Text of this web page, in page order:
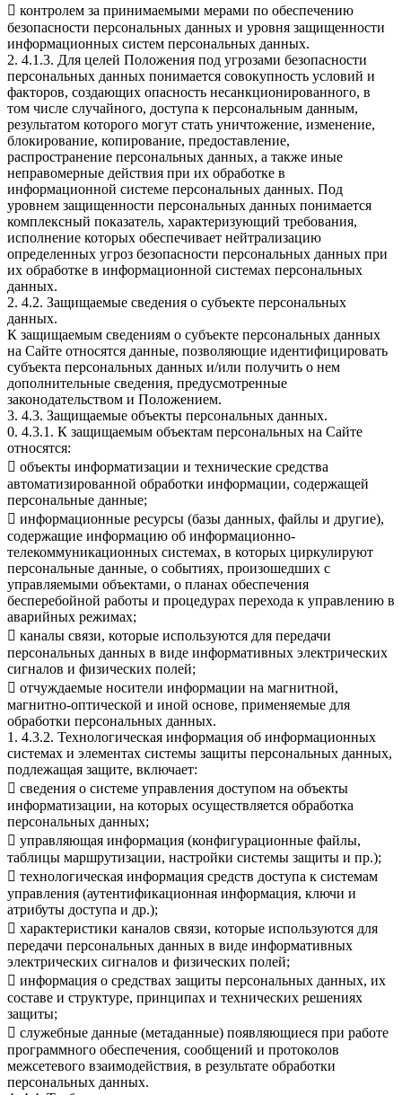
 контролем за принимаемыми мерами по обеспечению
безопасности персональных данных и уровня защищенности
информационных систем персональных данных.
2. 4.1.3. Для целей Положения под угрозами безопасности
персональных данных понимается совокупность условий и
факторов, создающих опасность несанкционированного, в
том числе случайного, доступа к персональным данным,
результатом которого могут стать уничтожение, изменение,
блокирование, копирование, предоставление,
распространение персональных данных, а также иные
неправомерные действия при их обработке в
информационной системе персональных данных. Под
уровнем защищенности персональных данных понимается
комплексный показатель, характеризующий требования,
исполнение которых обеспечивает нейтрализацию
определенных угроз безопасности персональных данных при
их обработке в информационной системах персональных
данных.
2. 4.2. Защищаемые сведения о субъекте персональных
данных.
К защищаемым сведениям о субъекте персональных данных
на Сайте относятся данные, позволяющие идентифицировать
субъекта персональных данных и/или получить о нем
дополнительные сведения, предусмотренные
законодательством и Положением.
3. 4.3. Защищаемые объекты персональных данных.
0. 4.3.1. К защищаемым объектам персональных на Сайте
относятся:
 объекты информатизации и технические средства
автоматизированной обработки информации, содержащей
персональные данные;
 информационные ресурсы (базы данных, файлы и другие),
содержащие информацию об информационно-
телекоммуникационных системах, в которых циркулируют
персональные данные, о событиях, произошедших с
управляемыми объектами, о планах обеспечения
бесперебойной работы и процедурах перехода к управлению в
аварийных режимах;
 каналы связи, которые используются для передачи
персональных данных в виде информативных электрических
сигналов и физических полей;
 отчуждаемые носители информации на магнитной,
магнитно-оптической и иной основе, применяемые для
обработки персональных данных.
1. 4.3.2. Технологическая информация об информационных
системах и элементах системы защиты персональных данных,
подлежащая защите, включает:
 сведения о системе управления доступом на объекты
информатизации, на которых осуществляется обработка
персональных данных;
 управляющая информация (конфигурационные файлы,
таблицы маршрутизации, настройки системы защиты и пр.);
 технологическая информация средств доступа к системам
управления (аутентификационная информация, ключи и
атрибуты доступа и др.);
 характеристики каналов связи, которые используются для
передачи персональных данных в виде информативных
электрических сигналов и физических полей;
 информация о средствах защиты персональных данных, их
составе и структуре, принципах и технических решениях
защиты;
 служебные данные (метаданные) появляющиеся при работе
программного обеспечения, сообщений и протоколов
межсетевого взаимодействия, в результате обработки
персональных данных.